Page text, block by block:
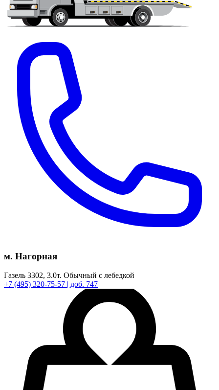
м. Нагорная
Газель 3302, 3.0т. Обычный с лебедкой
+7 (495) 320-75-57 | доб. 747